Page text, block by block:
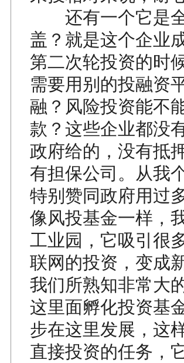
还有一个它是全
盖？就是这个企业
第二次轮投资的时
需要用别的投融资
融？风险投资能不
款？这些企业都没
政府给的，没有抵
有担保公司。从我
特别赞同政府用过
像风投基金一样，
工业园，它吸引很
联网的投资，变成
我们所熟知非常大
这里面孵化投资基
步在这里发展，这
直接投资的任务，